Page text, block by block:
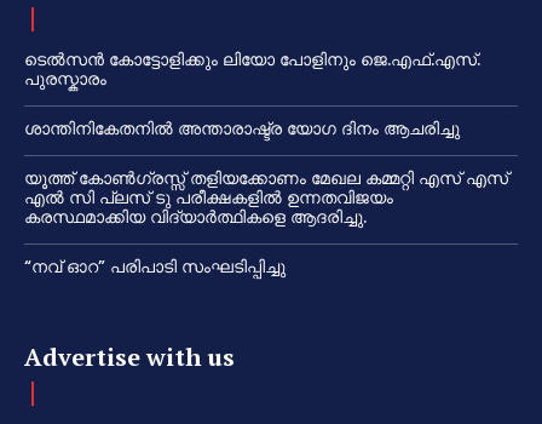
ടെൽസൻ കോട്ടോളിക്കും ലിയോ പോളിനും ജെ.എഫ്.എസ്.
പുരസ്കാരം
ശാന്തിനികേതനിൽ അന്താരാഷ്ട്ര യോഗ ദിനം ആചരിച്ചു
യൂത്ത് കോൺഗ്രസ്സ് തളിയക്കോണം മേഖല കമ്മറ്റി എസ് എസ്
എൽ സി പ്ലസ് ടു പരീക്ഷകളിൽ ഉന്നതവിജയം
കരസ്ഥമാക്കിയ വിദ്യാർത്ഥികളെ ആദരിച്ചു.
“നവ് ഓറ” പരിപാടി സംഘടിപ്പിച്ചു
Advertise with us